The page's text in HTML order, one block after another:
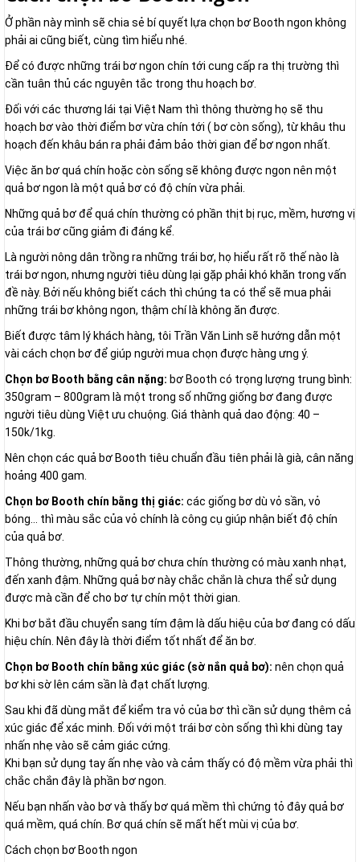
Ở phần này mình sẽ chia sẻ bí quyết lựa chọn bơ Booth ngon không
phải ai cũng biết, cùng tìm hiểu nhé.
Để có được những trái bơ ngon chín tới cung cấp ra thị trường thì
cần tuân thủ các nguyên tắc trong thu hoạch bơ.
Đối với các thương lái tại Việt Nam thì thông thường họ sẽ thu
hoạch bơ vào thời điểm bơ vừa chín tới ( bơ còn sống), từ khâu thu
hoạch đến khâu bán ra phải đảm bảo thời gian để bơ ngon nhất.
Việc ăn bơ quá chín hoặc còn sống sẽ không được ngon nên một
quả bơ ngon là một quả bơ có độ chín vừa phải.
Những quả bơ để quá chín thường có phần thịt bị rục, mềm, hương vị
của trái bơ cũng giảm đi đáng kể.
Là người nông dân trồng ra những trái bơ, họ hiểu rất rõ thế nào là
trái bơ ngon, nhưng người tiêu dùng lại gặp phải khó khăn trong vấn
đề này. Bởi nếu không biết cách thì chúng ta có thể sẽ mua phải
những trái bơ không ngon, thậm chí là không ăn được.
Biết được tâm lý khách hàng, tôi Trần Văn Linh sẽ hướng dẫn một
vài cách chọn bơ để giúp người mua chọn được hàng ưng ý.
Chọn bơ Booth bằng cân nặng: bơ Booth có trọng lượng trung bình:
350gram – 800gram là một trong số những giống bơ đang được
người tiêu dùng Việt ưu chuộng. Giá thành quả dao động: 40 –
150k/1kg.
Nên chọn các quả bơ Booth tiêu chuẩn đầu tiên phải là già, cân năng
hoảng 400 gam.
Chọn bơ Booth chín bằng thị giác: các giống bơ dù vỏ sần, vỏ
bóng… thì màu sắc của vỏ chính là công cụ giúp nhận biết độ chín
của quả bơ.
Thông thường, những quả bơ chưa chín thường có màu xanh nhạt,
đến xanh đậm. Những quả bơ này chắc chắn là chưa thể sử dụng
được mà cần để cho bơ tự chín một thời gian.
Khi bơ bắt đầu chuyển sang tím đậm là dấu hiệu của bơ đang có dấu
hiệu chín. Nên đây là thời điểm tốt nhất để ăn bơ.
Chọn bơ Booth chín bằng xúc giác (sờ nắn quả bơ): nên chọn quả
bơ khi sờ lên cám sần là đạt chất lượng.
Sau khi đã dùng mắt để kiểm tra vỏ của bơ thì cần sử dụng thêm cả
xúc giác để xác minh. Đối với một trái bơ còn sống thì khi dùng tay
nhấn nhẹ vào sẽ cảm giác cứng.
Khi bạn sử dụng tay ấn nhẹ vào và cảm thấy có độ mềm vừa phải thì
chắc chắn đây là phần bơ ngon.
Nếu bạn nhấn vào bơ và thấy bơ quá mềm thì chứng tỏ đây quả bơ
quá mềm, quá chín. Bơ quá chín sẽ mất hết mùi vị của bơ.
Cách chọn bơ Booth ngon